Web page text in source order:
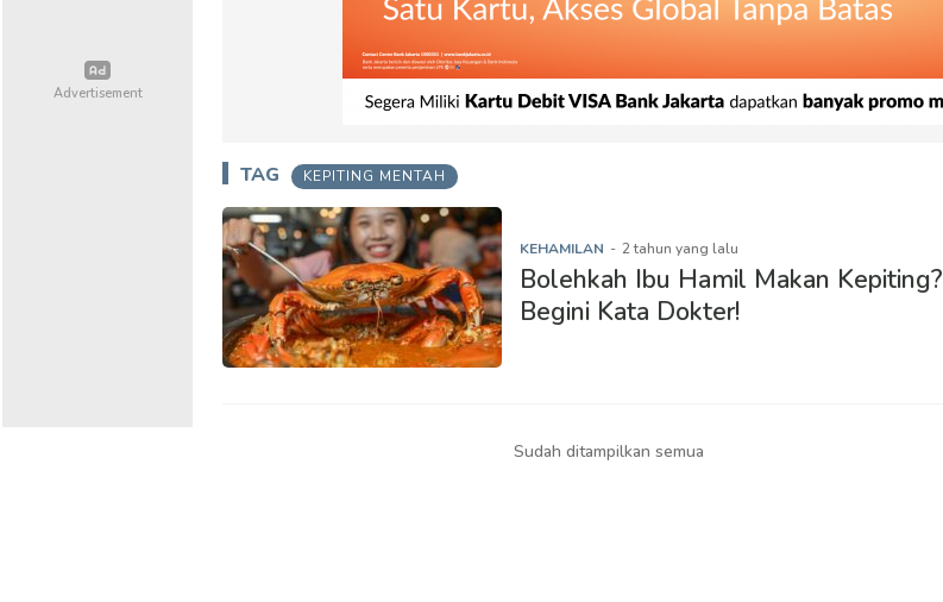
TAG KEPITING MENTAH
KEHAMILAN - 2 tahun yang lalu
Bolehkah Ibu Hamil Makan Kepiting?
Begini Kata Dokter!
Sudah ditampilkan semua